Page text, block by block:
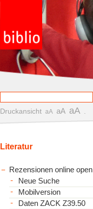
Druckansicht aA aA aA
Literatur
Rezensionen online open
Neue Suche
Mobilversion
Daten ZACK Z39.50